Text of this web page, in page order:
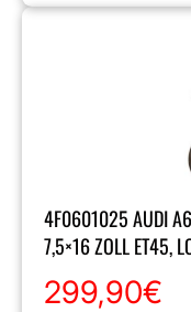
4F0601025 AUDI A6
7,5×16 ZOLL ET45,
299,90€